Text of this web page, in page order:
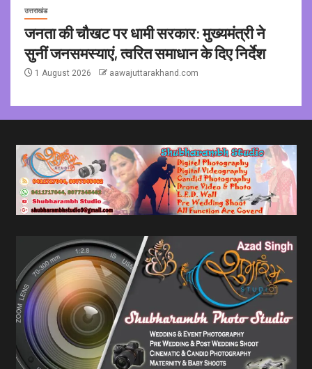
उत्तराखंड
जनता की चौखट पर धामी सरकार: मुख्यमंत्री ने
सुनीं जनसमस्याएं, त्वरित समाधान के दिए निर्देश
1 August 2026 aawajuttarakhand.com